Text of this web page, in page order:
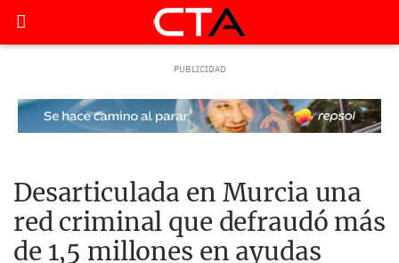
Desarticulada en Murcia una
red criminal que defraudó más
de 1,5 millones en ayudas